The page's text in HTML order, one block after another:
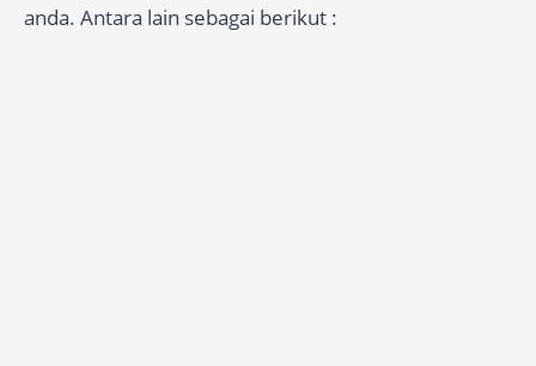
anda. Antara lain sebagai berikut :